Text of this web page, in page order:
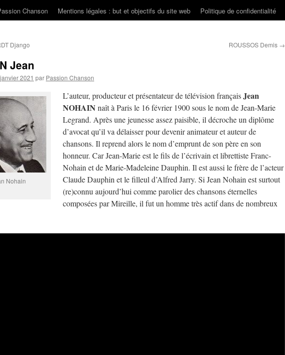
Chanson
Mentions légales : but et objectifs du site web Politique de confidentialité
Django ROUSSOS Demis →
Jean
2021 par Passion Chanson
Nohain
L’auteur, producteur et présentateur de télévision françaisJean
NOHAIN naît à Paris le 16 février 1900 sous le nom de Jean-Marie
Legrand. Après une jeunesse assez paisible, il décroche un diplôme
d’avocat qu’il va délaisser pour devenir animateur et auteur de
chansons. Il reprend alors le nom d’emprunt de son père en son
honneur. Car Jean-Marie est le fils de l’écrivain et librettiste Franc-
Nohain et de Marie-Madeleine Dauphin. Il est aussi le frère de l’acteur
Claude Dauphin et le filleul d’Alfred Jarry. Si Jean Nohain est surtout
(re)connu aujourd’hui comme parolier des chansons éternelles
composées par Mireille, il fut un homme très actif dans de nombreux